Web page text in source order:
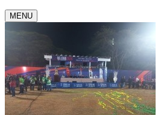
MENU